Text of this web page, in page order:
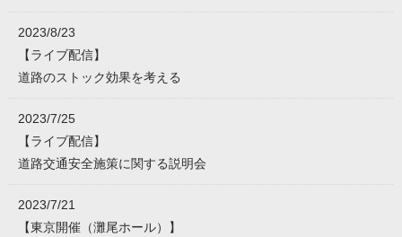
2023/8/23
【ライブ配信】
道路のストック効果を考える
2023/7/25
【ライブ配信】
道路交通安全施策に関する説明会
2023/7/21
【東京開催（灘尾ホール）】